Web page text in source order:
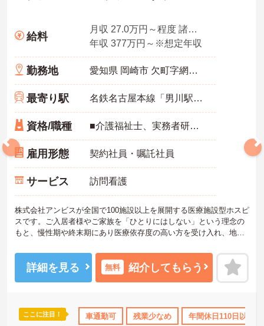
手当・補助 無資格OK 社会保険完備 交通費支給 退職金制
給料
月収 27.0万円～程度 諸手当込・夜勤4回/月想定
年収 377万円～※想定年収
勤務地 愛知県 岡崎市 欠町字網笠5-1
最寄り駅 名鉄名古屋本線「男川駅」バス・車5分
資格/職種 ■介護福祉士、実務者研修、初任者研修 いずれか ※特養、老健、病院、有老などの実務経験1年以上ある方 ※身体介護の経験年以上ある方、機械浴の使用の経験のある方歓迎
雇用形態 契約社員・嘱託社員
サービス 訪問看護
株式会社アンビスが全国で100施設以上を展開する医療施設型ホスピ
スです。ご入居者様やご家族を「ひとりにはしない」という理念の
もと、慢性期や終末期にあり医療依存度の高い方を受け入れ、地域
護師が24時間常駐しています。急変時の対応や医療行為は看護師が
担当するため、初任者研修や実務者研修の方も食事介助や入浴介助
などの生活を支えるケアに専念できる環境です。多職種で情報を共
なるほか、月平均の残業時間も5時間から7時間程度とかなり少なめ
です。常勤スタッフの比率が90パーセントを超えているため急な勤
詳細を見る 無料 紹介してもらう
ここに注目！ 車通勤可 残業少なめ 年間休日110日以上